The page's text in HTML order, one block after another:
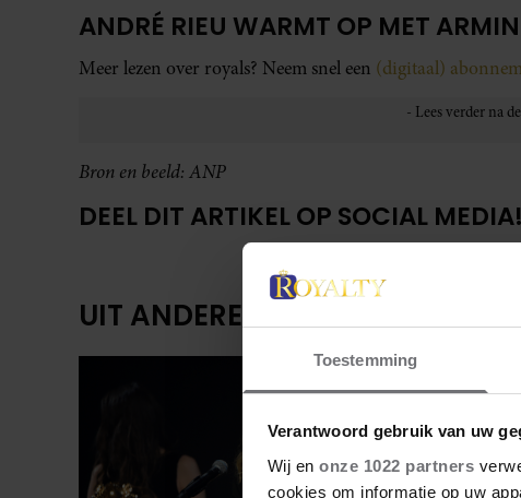
Toestemming
Verantwoord gebruik van uw
Wij en onze 1022 partners
cookies om informatie op uw
ANDRÉ RIEU WARMT OP MET ARMIN
Meer lezen over royals? Neem snel een (digitaal)
Bron en beeld: ANP
DEEL DIT ARTIKEL OP SOCIAL MEDIA!
UIT ANDERE MEDIA